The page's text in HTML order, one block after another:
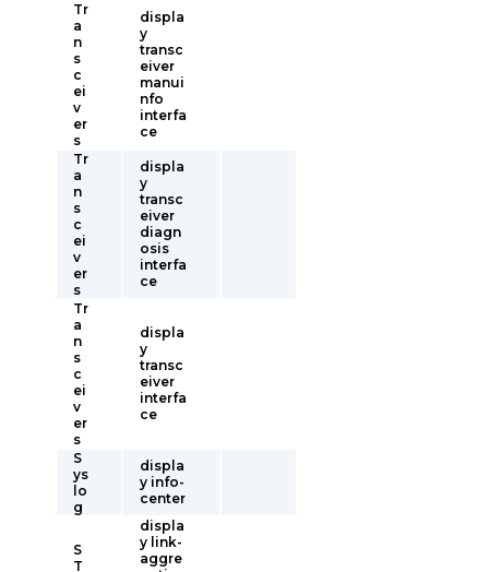
Tr
a
n
s
c
ei
v
er
s
displa
y
transc
eiver
manui
nfo
interfa
ce
Tr
a
n
s
c
ei
v
er
s
displa
y
transc
eiver
diagn
osis
interfa
ce
Tr
a
n
s
c
ei
v
er
s
displa
y
transc
eiver
interfa
ce
S
ys
lo
g
displa
y info-
center
S
T
displa
y link-
aggre